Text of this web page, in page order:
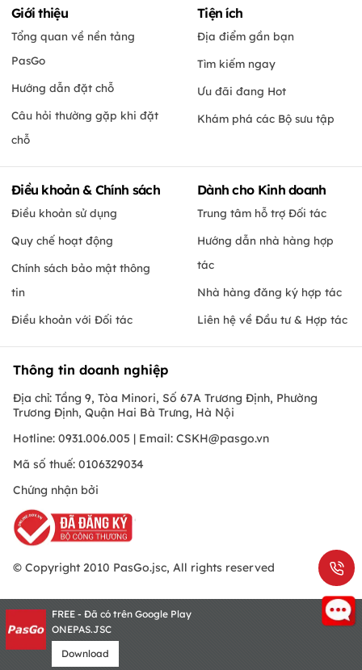
Giới thiệu
Tổng quan về nền tảng
PasGo
Hướng dẫn đặt chỗ
Câu hỏi thường gặp khi đặt
chỗ
Tiện ích
Địa điểm gần bạn
Tìm kiếm ngay
Ưu đãi đang Hot
Khám phá các Bộ sưu tập
Điều khoản & Chính sách
Điều khoản sử dụng
Quy chế hoạt động
Chính sách bảo mật thông
tin
Điều khoản với Đối tác
Dành cho Kinh doanh
Trung tâm hỗ trợ Đối tác
Hướng dẫn nhà hàng hợp
tác
Nhà hàng đăng ký hợp tác
Liên hệ về Đầu tư & Hợp tác
Thông tin doanh nghiệp
Địa chỉ: Tầng 9, Tòa Minori, Số 67A Trương Định, Phường
Trương Định, Quận Hai Bà Trưng, Hà Nội
Hotline: 0931.006.005 | Email: CSKH@pasgo.vn
Mã số thuế: 0106329034
Chứng nhận bởi
© Copyright 2010 PasGo.jsc, All rights reserved
FREE - Đã có trên Google Play
ONEPAS.JSC
Download